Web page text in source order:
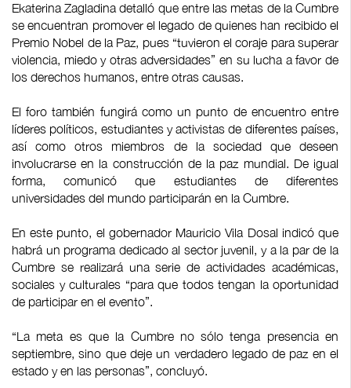
Ekaterina Zagladina detalló que entre las metas de la Cumbre
se encuentran promover el legado de quienes han recibido el
Premio Nobel de la Paz, pues “tuvieron el coraje para superar
violencia, miedo y otras adversidades” en su lucha a favor de
los derechos humanos, entre otras causas.
El foro también fungirá como un punto de encuentro entre
líderes políticos, estudiantes y activistas de diferentes países,
así como otros miembros de la sociedad que deseen
involucrarse en la construcción de la paz mundial. De igual
forma, comunicó que estudiantes de diferentes
universidades del mundo participarán en la Cumbre.
En este punto, el gobernador Mauricio Vila Dosal indicó que
habrá un programa dedicado al sector juvenil, y a la par de la
Cumbre se realizará una serie de actividades académicas,
sociales y culturales “para que todos tengan la oportunidad
de participar en el evento”.
“La meta es que la Cumbre no sólo tenga presencia en
septiembre, sino que deje un verdadero legado de paz en el
estado y en las personas”, concluyó.